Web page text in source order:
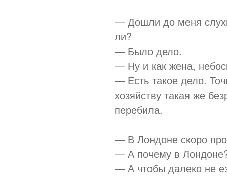
— Дошли до меня
ли?
— Было дело.
— Ну и как жена,
— Есть такое дело.
хозяйству такая же
перебила.
— В Лондоне скоро
— А почему в
— А чтобы далеко не